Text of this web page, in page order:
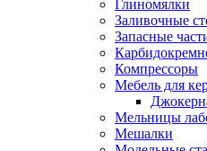
Глиномялки
Заливочные
Запасные
Компрессоры
Мебель для
Мельницы
Мешалки